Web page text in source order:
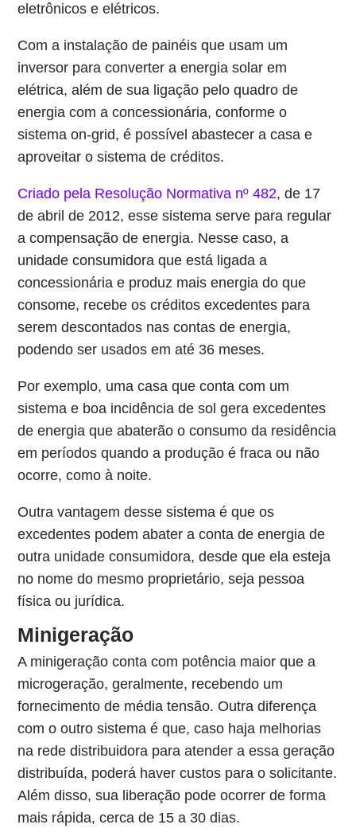
eletrônicos e elétricos.
Com a instalação de painéis que usam um
inversor para converter a energia solar em
elétrica, além de sua ligação pelo quadro de
energia com a concessionária, conforme o
sistema on-grid, é possível abastecer a casa e
aproveitar o sistema de créditos.
Criado pela Resolução Normativa nº 482, de 17
de abril de 2012, esse sistema serve para regular
a compensação de energia. Nesse caso, a
unidade consumidora que está ligada a
concessionária e produz mais energia do que
consome, recebe os créditos excedentes para
serem descontados nas contas de energia,
podendo ser usados em até 36 meses.
Por exemplo, uma casa que conta com um
sistema e boa incidência de sol gera excedentes
de energia que abaterão o consumo da residência
em períodos quando a produção é fraca ou não
ocorre, como à noite.
Outra vantagem desse sistema é que os
excedentes podem abater a conta de energia de
outra unidade consumidora, desde que ela esteja
no nome do mesmo proprietário, seja pessoa
física ou jurídica.
Minigeração
A minigeração conta com potência maior que a
microgeração, geralmente, recebendo um
fornecimento de média tensão. Outra diferença
com o outro sistema é que, caso haja melhorias
na rede distribuidora para atender a essa geração
distribuída, poderá haver custos para o solicitante.
Além disso, sua liberação pode ocorrer de forma
mais rápida, cerca de 15 a 30 dias.